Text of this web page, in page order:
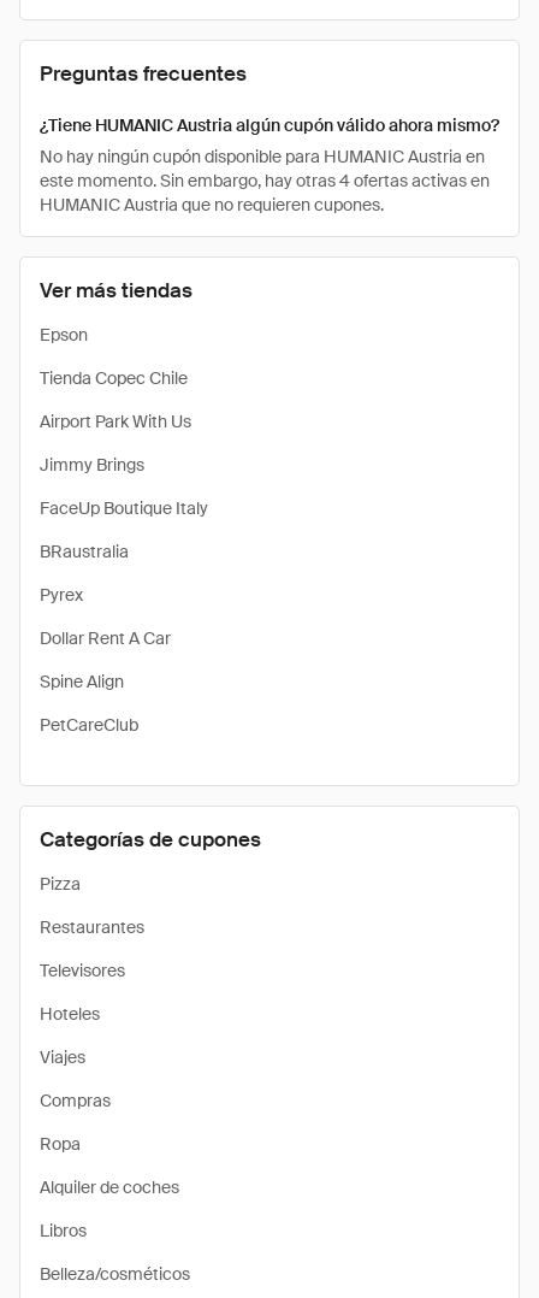
Ver más tiendas
Epson
Tienda Copec Chile
Airport Park With Us
Jimmy Brings
FaceUp Boutique Italy
BRaustralia
Pyrex
Dollar Rent A Car
Spine Align
PetCareClub
Categorías de cupones
Pizza
Restaurantes
Televisores
Hoteles
Viajes
Compras
Ropa
Alquiler de coches
Libros
Belleza/cosméticos
Preguntas frecuentes
¿Tiene HUMANIC Austria algún cupón válido ahora mismo?
No hay ningún cupón disponible para HUMANIC Austria en
este momento. Sin embargo, hay otras 4 ofertas activas en
HUMANIC Austria que no requieren cupones.